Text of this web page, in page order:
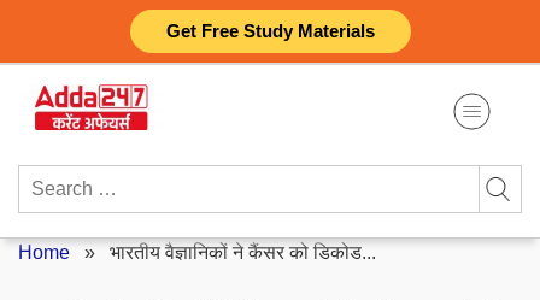
Get Free Study Materials
content
Search
Home » भारतीय वैज्ञानिकों ने कैंसर को डिकोड...